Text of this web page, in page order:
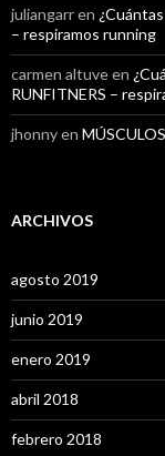
juliangarren
– respiramos running
carmen altuveen
RUNFITNERS –
jhonnyen
ARCHIVOS
agosto 2019
junio 2019
enero 2019
abril 2018
febrero 2018